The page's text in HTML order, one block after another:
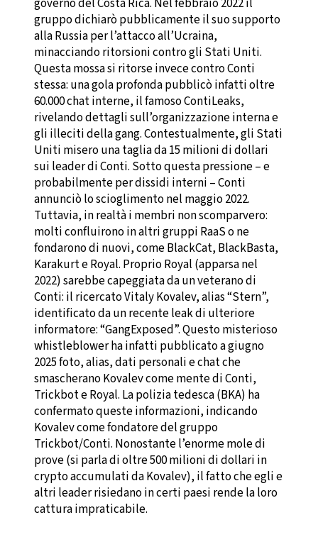
gruppo dichiarò pubblicamente il suo supporto
alla Russia per l’attacco all’Ucraina,
minacciando ritorsioni contro gli Stati Uniti.
Questa mossa si ritorse invece contro Conti
stessa: una gola profonda pubblicò infatti oltre
60.000 chat interne, il famoso ContiLeaks,
rivelando dettagli sull’organizzazione interna e
gli illeciti della gang. Contestualmente, gli Stati
Uniti misero una taglia da 15 milioni di dollari
sui leader di Conti. Sotto questa pressione – e
probabilmente per dissidi interni – Conti
annunciò lo scioglimento nel maggio 2022.
Tuttavia, in realtà i membri non scomparvero:
molti confluirono in altri gruppi RaaS o ne
fondarono di nuovi, come BlackCat, BlackBasta,
Karakurt e Royal. Proprio Royal (apparsa nel
2022) sarebbe capeggiata da un veterano di
Conti: il ricercato Vitaly Kovalev, alias “Stern”,
identificato da un recente leak di ulteriore
informatore: “GangExposed”. Questo misterioso
whistleblower ha infatti pubblicato a giugno
2025 foto, alias, dati personali e chat che
smascherano Kovalev come mente di Conti,
Trickbot e Royal. La polizia tedesca (BKA) ha
confermato queste informazioni, indicando
Kovalev come fondatore del gruppo
Trickbot/Conti. Nonostante l’enorme mole di
prove (si parla di oltre 500 milioni di dollari in
crypto accumulati da Kovalev), il fatto che egli e
altri leader risiedano in certi paesi rende la loro
cattura impraticabile.